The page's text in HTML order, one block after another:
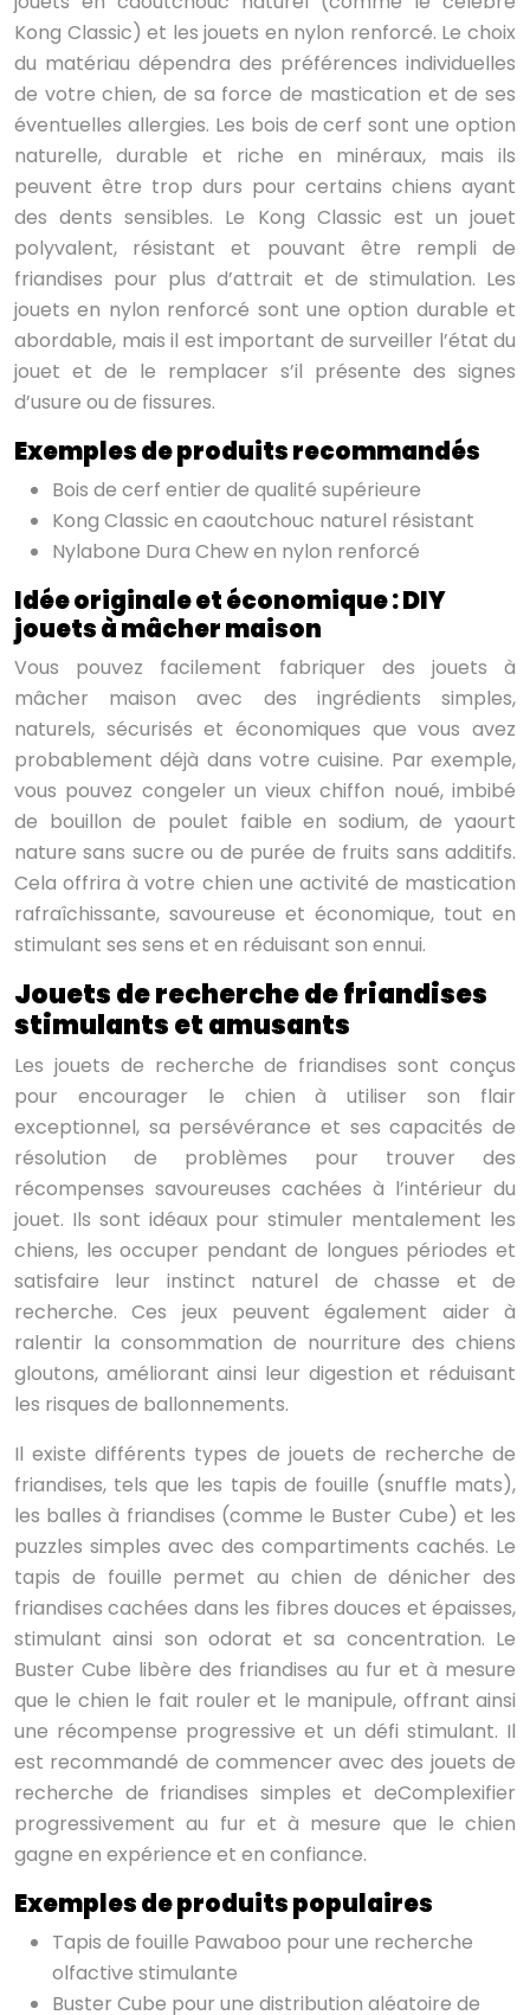
Kong Classic) et les jouets en nylon renforcé. Le choix
du matériau dépendra des préférences individuelles
de votre chien, de sa force de mastication et de ses
éventuelles allergies. Les bois de cerf sont une option
naturelle, durable et riche en minéraux, mais ils
peuvent être trop durs pour certains chiens ayant
des dents sensibles. Le Kong Classic est un jouet
polyvalent, résistant et pouvant être rempli de
friandises pour plus d’attrait et de stimulation. Les
jouets en nylon renforcé sont une option durable et
abordable, mais il est important de surveiller l’état du
jouet et de le remplacer s’il présente des signes
d’usure ou de fissures.
Exemples de produits recommandés
Bois de cerf entier de qualité supérieure
Kong Classic en caoutchouc naturel résistant
Nylabone Dura Chew en nylon renforcé
Idée originale et économique : DIY
jouets à mâcher maison
Vous pouvez facilement fabriquer des jouets à
mâcher maison avec des ingrédients simples,
naturels, sécurisés et économiques que vous avez
probablement déjà dans votre cuisine. Par exemple,
vous pouvez congeler un vieux chiffon noué, imbibé
de bouillon de poulet faible en sodium, de yaourt
nature sans sucre ou de purée de fruits sans additifs.
Cela offrira à votre chien une activité de mastication
rafraîchissante, savoureuse et économique, tout en
stimulant ses sens et en réduisant son ennui.
Jouets de recherche de friandises
stimulants et amusants
Les jouets de recherche de friandises sont conçus
pour encourager le chien à utiliser son flair
exceptionnel, sa persévérance et ses capacités de
résolution de problèmes pour trouver des
récompenses savoureuses cachées à l’intérieur du
jouet. Ils sont idéaux pour stimuler mentalement les
chiens, les occuper pendant de longues périodes et
satisfaire leur instinct naturel de chasse et de
recherche. Ces jeux peuvent également aider à
ralentir la consommation de nourriture des chiens
gloutons, améliorant ainsi leur digestion et réduisant
les risques de ballonnements.
Il existe différents types de jouets de recherche de
friandises, tels que les tapis de fouille (snuffle mats),
les balles à friandises (comme le Buster Cube) et les
puzzles simples avec des compartiments cachés. Le
tapis de fouille permet au chien de dénicher des
friandises cachées dans les fibres douces et épaisses,
stimulant ainsi son odorat et sa concentration. Le
Buster Cube libère des friandises au fur et à mesure
que le chien le fait rouler et le manipule, offrant ainsi
une récompense progressive et un défi stimulant. Il
est recommandé de commencer avec des jouets de
recherche de friandises simples et deComplexifier
progressivement au fur et à mesure que le chien
gagne en expérience et en confiance.
Exemples de produits populaires
Tapis de fouille Pawaboo pour une recherche
olfactive stimulante
Buster Cube pour une distribution aléatoire de